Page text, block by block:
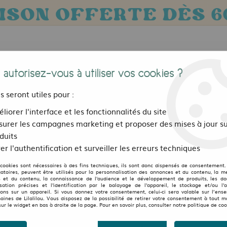
Bijoux, sacs et accessoires Pour les
zippée DESATA Kaki
Veste zippée DESATA
autorisez-vous à utiliser vos cookies ?
seront utiles pour :
l'interface et les fonctionnalités du site
les campagnes marketing et proposer des mises à jour
l'authentification et surveiller les erreurs techniques
sont nécessaires à des fins techniques, ils sont donc dispensés de
peuvent être utilisés pour la personnalisation des annonces et du contenu, la
et du contenu, la connaissance de l'audience et le développement de produits, les
précises et l'identification par le balayage de l'appareil, le stockage et/ou
sur un appareil. Si vous donnez votre consentement, celui-ci sera valable sur
de Lilalilou. Vous disposez de la possibilité de retirer votre consentement à tout
le widget en bas à droite de la page. Pour en savoir plus, consulter notre politique de